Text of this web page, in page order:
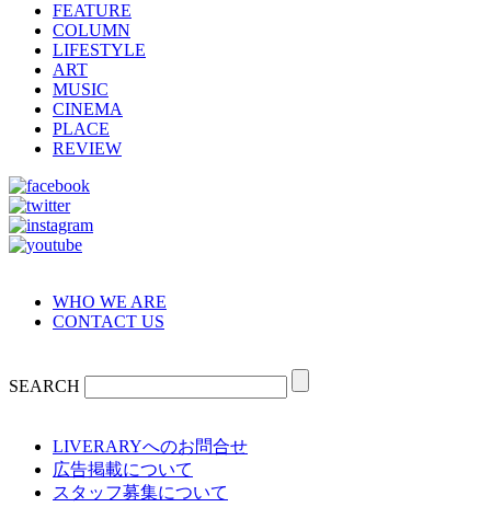
FEATURE
COLUMN
LIFESTYLE
ART
MUSIC
CINEMA
PLACE
REVIEW
WHO WE ARE
CONTACT US
SEARCH
LIVERARYへのお問合せ
広告掲載について
スタッフ募集について